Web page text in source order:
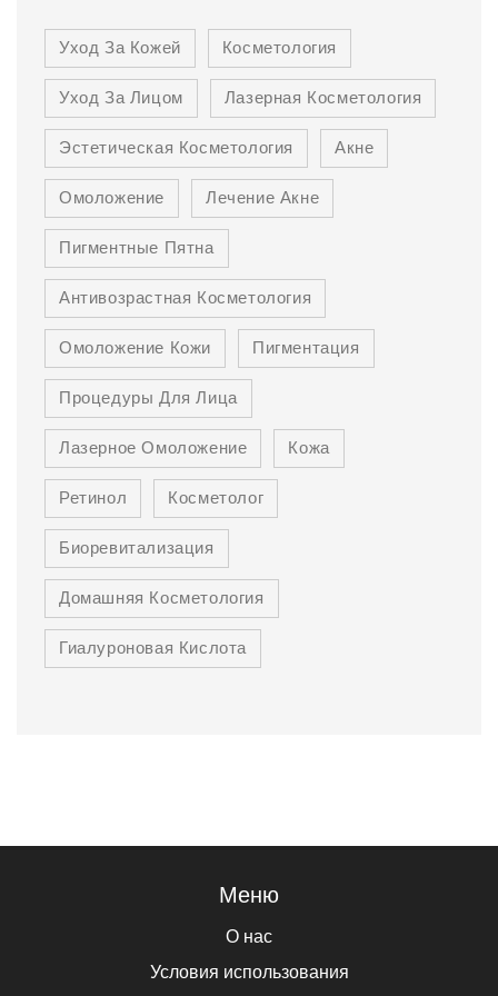
Уход За Кожей
Косметология
Уход За Лицом
Лазерная Косметология
Эстетическая Косметология
Акне
Омоложение
Лечение Акне
Пигментные Пятна
Антивозрастная Косметология
Омоложение Кожи
Пигментация
Процедуры Для Лица
Лазерное Омоложение
Кожа
Ретинол
Косметолог
Биоревитализация
Домашняя Косметология
Гиалуроновая Кислота
Меню
О нас
Условия использования